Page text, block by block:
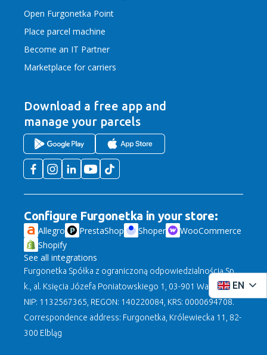
EN
Open Furgonetka Point
Place parcel machine
Become an IT Partner
Marketplace for carriers
Download a free app and
manage your parcels
Configure Furgonetka in your store:
Allegro PrestaShop Shoper
WooCommerce
Shopify
See all integrations
Furgonetka Spółka z ograniczoną odpowiedzialnością Sp.
k., al. Księcia Józefa Poniatowskiego 1, 03-901 Warszawa,
NIP: 1132567365, REGON: 140220084, KRS: 0000694708.
Correspondence address: Furgonetka, Królewiecka 11, 82-
300 Elbląg